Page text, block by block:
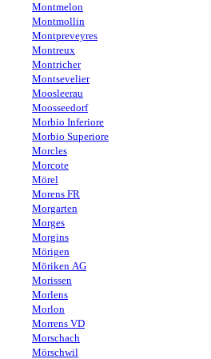
Montmelon
Montmollin
Montpreveyres
Montreux
Montricher
Montsevelier
Moosleerau
Moosseedorf
Morbio Inferiore
Morbio Superiore
Morcles
Morcote
Mörel
Morens FR
Morgarten
Morges
Morgins
Mörigen
Möriken AG
Morissen
Morlens
Morlon
Morrens VD
Morschach
Mörschwil